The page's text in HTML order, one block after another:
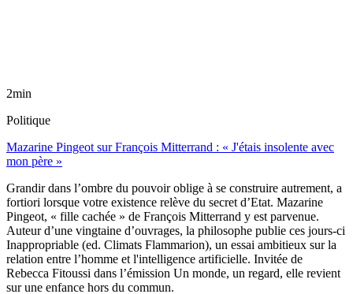
2min
Politique
Mazarine Pingeot sur François Mitterrand : « J'étais insolente avec
mon père »
Grandir dans l’ombre du pouvoir oblige à se construire autrement, a
fortiori lorsque votre existence relève du secret d’Etat. Mazarine
Pingeot, « fille cachée » de François Mitterrand y est parvenue.
Auteur d’une vingtaine d’ouvrages, la philosophe publie ces jours-ci
Inappropriable (ed. Climats Flammarion), un essai ambitieux sur la
relation entre l’homme et l'intelligence artificielle. Invitée de
Rebecca Fitoussi dans l’émission Un monde, un regard, elle revient
sur une enfance hors du commun.